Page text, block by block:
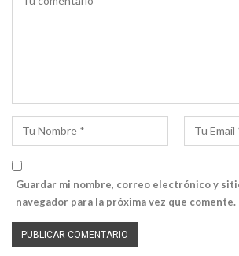
Guardar mi nombre, correo electrónico y
navegador para la próxima vez que comente.